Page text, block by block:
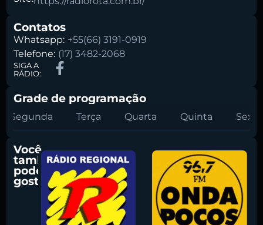
Contatos
Whatsapp: +55(66) 3191-0919
Telefone: (17) 3482-2068
SIGA A
RÁDIO:
Grade de programação
Segunda Terça Quarta Quinta Sexta
Você
também
pode
gostar